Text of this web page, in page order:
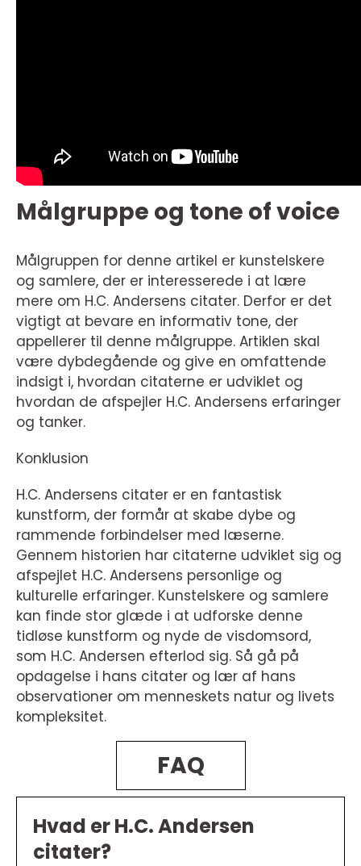
Målgruppe og tone of voice
Målgruppen for denne artikel er kunstelskere
og samlere, der er interesserede i at lære
mere om H.C. Andersens citater. Derfor er det
vigtigt at bevare en informativ tone, der
appellerer til denne målgruppe. Artiklen skal
være dybdegående og give en omfattende
indsigt i, hvordan citaterne er udviklet og
hvordan de afspejler H.C. Andersens erfaringer
og tanker.
Konklusion
H.C. Andersens citater er en fantastisk
kunstform, der formår at skabe dybe og
rammende forbindelser med læserne.
Gennem historien har citaterne udviklet sig og
afspejlet H.C. Andersens personlige og
kulturelle erfaringer. Kunstelskere og samlere
kan finde stor glæde i at udforske denne
tidløse kunstform og nyde de visdomsord,
som H.C. Andersen efterlod sig. Så gå på
opdagelse i hans citater og lær af hans
observationer om menneskets natur og livets
kompleksitet.
FAQ
Hvad er H.C. Andersen
citater?